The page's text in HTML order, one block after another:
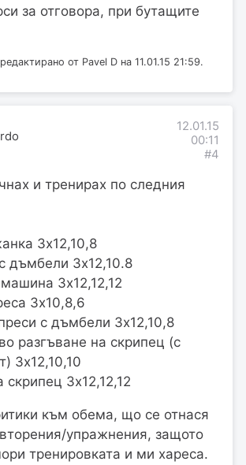
за отговора, при бутащите
от Pavel D на 11.01.15 21:59.
12.01.15
00:11
#4
и тренирах по следния
3х12,10,8
дъмбели 3х12,10.8
3х12,12,12
3х10,8,6
с дъмбели 3х12,10,8
разгъване на скрипец (с
3х12,10,10
скрипец 3х12,12,12
към обема, що се отнася
упражнения, защото
тренировката и ми хареса.